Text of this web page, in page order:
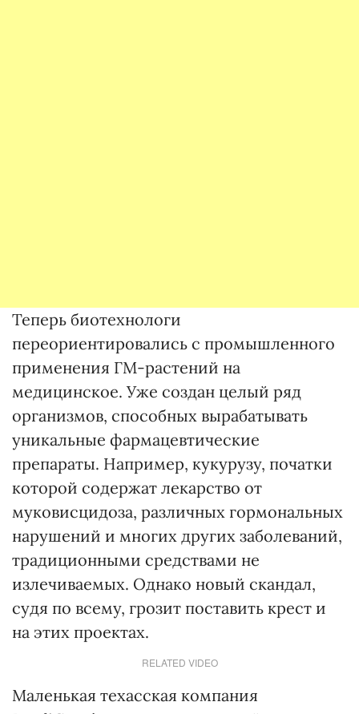
Теперь биотехнологи
переориентировались с промышленного
применения ГМ-растений на
медицинское. Уже создан целый ряд
организмов, способных вырабатывать
уникальные фармацевтические
препараты. Например, кукурузу, початки
которой содержат лекарство от
муковисцидоза, различных гормональных
нарушений и многих других заболеваний,
традиционными средствами не
излечиваемых. Однако новый скандал,
судя по всему, грозит поставить крест и
на этих проектах.
RELATED VIDEO
Маленькая техасская компания